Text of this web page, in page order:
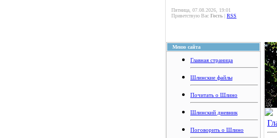
Пятница, 07.08.2026, 19:01
Приветствую Вас Гость | RSS
Меню сайта
Главная страница
Шлинские файлы
Почитать о Шлино
Шлинский дневник
Поговорить о Шлино